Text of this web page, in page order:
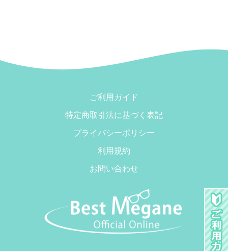
ご利用ガイド
特定商取引法に基づく表記
プライバシーポリシー
利用規約
お問い合わせ